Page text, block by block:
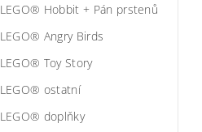
LEGO® Hobbit + Pán prstenů
LEGO® Angry Birds
LEGO® Toy Story
LEGO® ostatní
LEGO® doplňky